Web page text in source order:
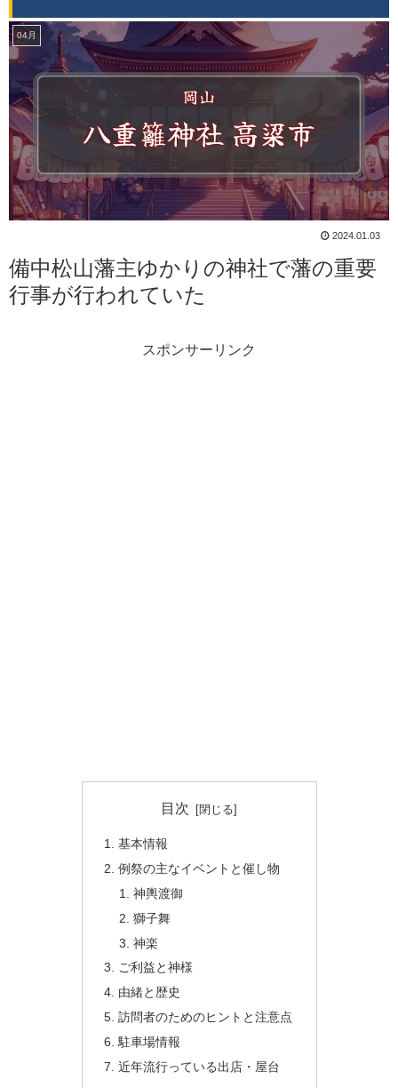
04月
2024.01.03
備中松山藩主ゆかりの神社で藩の重要
行事が行われていた
スポンサーリンク
目次
基本情報
例祭の主なイベントと催し物
神輿渡御
獅子舞
神楽
ご利益と神様
由緒と歴史
訪問者のためのヒントと注意点
駐車場情報
近年流行っている出店・屋台